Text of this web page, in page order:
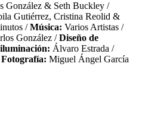
González & Seth Buckley /
Gutiérrez, Cristina Reolid &
/Música: Varios Artistas /
González /Diseño de
Álvaro Estrada /
Fotografía: Miguel Ángel García